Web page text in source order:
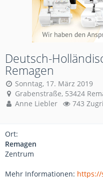
Deutsch-
Remagen
Sonntag, 17. März 2019
Grabenstraße, 53424
Anne Liebler
743
Ort:
Remagen
Zentrum
Mehr Informationen: https://